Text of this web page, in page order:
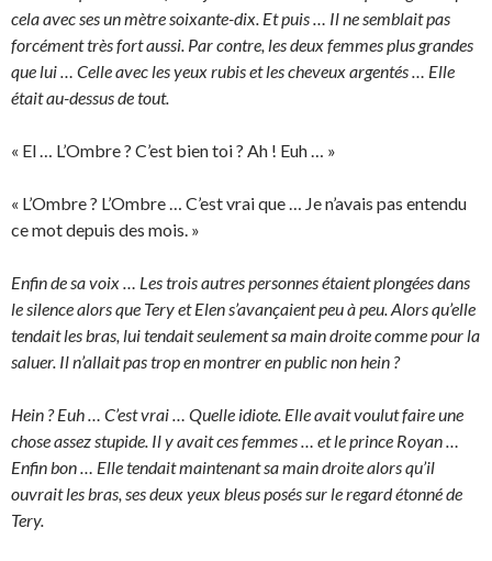
cela avec ses un mètre soixante-dix. Et puis … Il ne semblait pas
forcément très fort aussi. Par contre, les deux femmes plus grandes
que lui … Celle avec les yeux rubis et les cheveux argentés … Elle
était au-dessus de tout.
« El … L’Ombre ? C’est bien toi ? Ah ! Euh … »
« L’Ombre ? L’Ombre … C’est vrai que … Je n’avais pas entendu
ce mot depuis des mois. »
Enfin de sa voix … Les trois autres personnes étaient plongées dans
le silence alors que Tery et Elen s’avançaient peu à peu. Alors qu’elle
tendait les bras, lui tendait seulement sa main droite comme pour la
saluer. Il n’allait pas trop en montrer en public non hein ?
Hein ? Euh … C’est vrai … Quelle idiote. Elle avait voulut faire une
chose assez stupide. Il y avait ces femmes … et le prince Royan …
Enfin bon … Elle tendait maintenant sa main droite alors qu’il
ouvrait les bras, ses deux yeux bleus posés sur le regard étonné de
Tery.